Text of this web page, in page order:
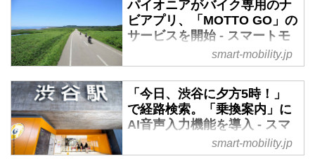
パイオニアがバイク専用のナ
ビアプリ、「MOTTO GO」の
サービスを開始 - スマートモ
イク専用のナビゲーションアプリ
「MOTTO GO」の公式版を提供
開始した。音声技術を活用し、バ
イク用インカムと連携してツーリ
ングをより快適に楽しむことがで
smart-mobility.jp
「今日、渋谷に夕方5時！」
で経路検索。「乗換案内」に
AI音声入力機能を導入 - スマ
ートモビリティJPsmart-mobility.jp